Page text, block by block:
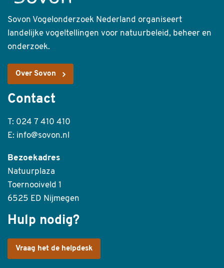
Sovon Vogelonderzoek Nederland organiseert
landelijke vogeltellingen voor natuurbeleid, beheer en
onderzoek.
Over Sovon
Contact
T: 024 7 410 410
E: info@sovon.nl
Bezoekadres
Natuurplaza
Toernooiveld 1
6525 ED Nijmegen
Hulp nodig?
Vraag het de helpdesk